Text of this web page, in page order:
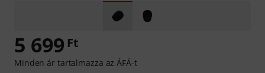
5 699 Ft
Minden ár tartalmazza az ÁFÁ-t